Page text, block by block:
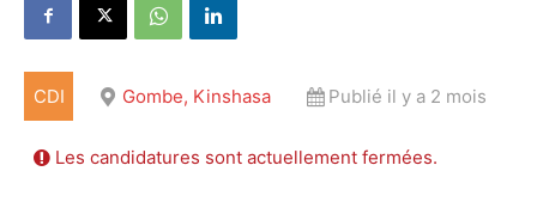
CDI Gombe, Kinshasa Publié il y a 2 mois
Les candidatures sont actuellement fermées.